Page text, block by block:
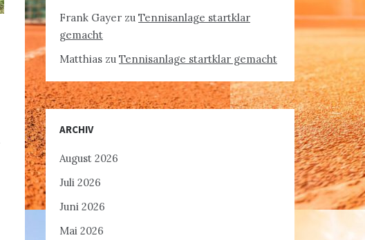
Frank Gayer zu Tennisanlage startklar
gemacht
Matthias zu Tennisanlage startklar gemacht
ARCHIV
August 2026
Juli 2026
Juni 2026
Mai 2026